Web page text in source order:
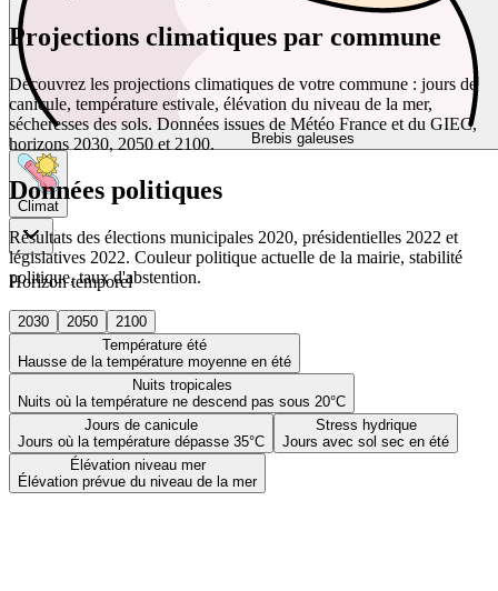
Brebis galeuses
Climat
Horizon temporel
2030 2050
2100
Température été
Hausse de la température moyenne en été
Nuits tropicales
Nuits où la température ne descend pas sous 20°C
Jours de canicule
Jours où la température dépasse 35°C
Stress hydrique
Jours avec sol sec en été
Élévation niveau mer
Élévation prévue du niveau de la mer
Projections climatiques par commune
Découvrez les projections climatiques de votre commune : jours de
canicule, température estivale, élévation du niveau de la mer,
sécheresses des sols. Données issues de Météo France et du GIEC,
horizons 2030, 2050 et 2100.
Données politiques
Résultats des élections municipales 2020, présidentielles 2022 et
législatives 2022. Couleur politique actuelle de la mairie, stabilité
politique, taux d'abstention.